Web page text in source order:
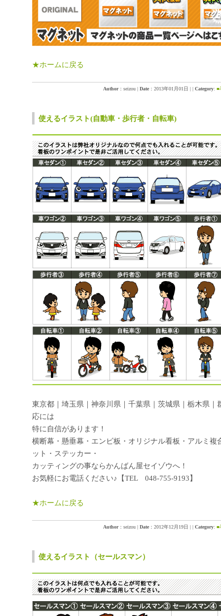
★ホームに戻る
Author：seizou | Date ：2013年01月01日 | | Category: ■
使えるイラスト(自動車・歩行者・自転車)
東京都｜埼玉県｜神奈川県｜千葉県｜茨城県｜栃木県｜
応には
特に自信があります！
横断幕・懸垂幕・エンビ板・オリジナル看板・アルミ複
ット・ステッカー・
カッティングの事ならかんばん屋セイゾウへ！
お気軽にお電話ください♪【TEL 048-755-9193】
★ホームに戻る
Author：seizou | Date ：2012年12月19日 | | Category: ■
使えるイラスト（セールスマン）